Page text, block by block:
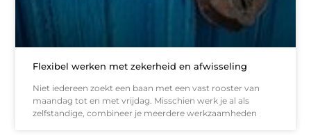
Flexibel werken met zekerheid en afwisseling
Niet iedereen zoekt een baan met een vast rooster van
maandag tot en met vrijdag. Misschien werk je al als
zelfstandige, combineer je meerdere werkzaamheden